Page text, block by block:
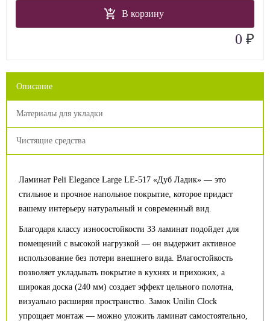
В корзину
0 ₽
Описание
Материалы для укладки
Чистящие средства
Ламинат Peli Elegance Large LE-517 «Дуб Ладик» — это
стильное и прочное напольное покрытие, которое придаст
вашему интерьеру натуральный и современный вид.
Благодаря классу износостойкости 33 ламинат подойдет для
помещений с высокой нагрузкой — он выдержит активное
использование без потери внешнего вида. Влагостойкость
позволяет укладывать покрытие в кухнях и прихожих, а
широкая доска (240 мм) создает эффект цельного полотна,
визуально расширяя пространство. Замок Unilin Clock
упрощает монтаж — можно уложить ламинат самостоятельно,